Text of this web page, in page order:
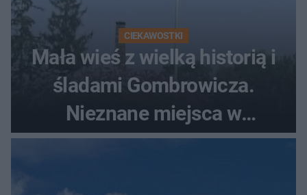
CIEKAWOSTKI
Mała wieś z wielką historią i
śladami Gombrowicza.
Nieznane miejsca w
Świętokrzyskiem